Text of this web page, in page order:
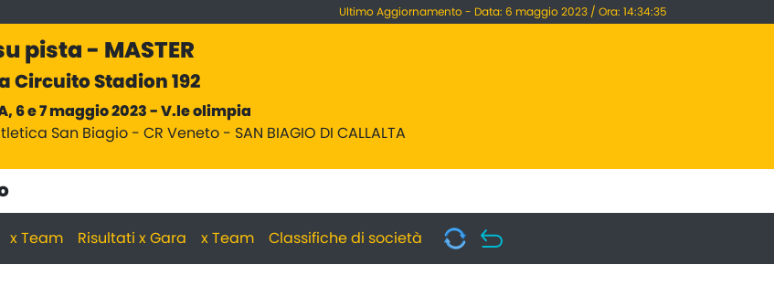
Ultimo Aggiornamento - Data: 6 maggio 2023 / Ora: 14:34:35
pista - MASTER
Circuito Stadion 192
6 e 7 maggio 2023 - V.le olimpia
San Biagio - CR Veneto - SAN BIAGIO DI CALLALTA
x Team Risultati x Gara x Team Classifiche di società